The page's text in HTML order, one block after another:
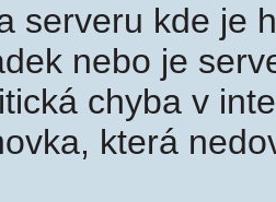
serveru kde je
nebo je
chyba v
která